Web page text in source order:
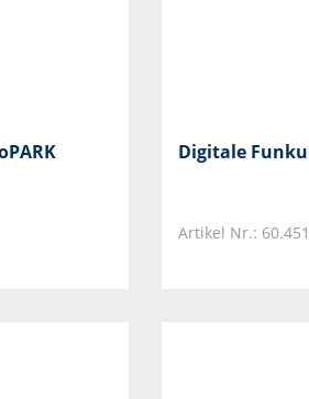
Digitale
Artikel Nr.: